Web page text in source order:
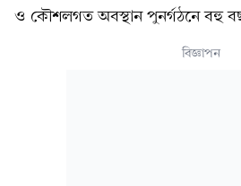
ও কৌশলগত অবস্থান পুনর্গঠনে বহু
বিজ্ঞাপন